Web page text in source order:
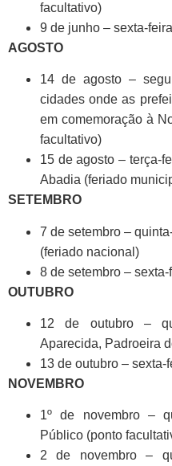
facultativo)
9 de junho – sexta-
AGOSTO
14 de agosto –
cidades onde as
em comemoração à
facultativo)
15 de agosto – terça-
Abadia (feriado
SETEMBRO
7 de setembro –
(feriado nacional)
8 de setembro –
OUTUBRO
12 de outubro –
Aparecida, Padroeira
13 de outubro –
NOVEMBRO
1º de novembro –
Público (ponto
2 de novembro –